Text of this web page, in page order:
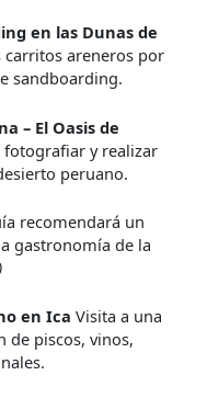
en las Dunas de
areneros por
sandboarding.
– El Oasis de
fotografiar y realizar
peruano.
recomendará un
gastronomía de la
en Ica Visita a una
de piscos, vinos,